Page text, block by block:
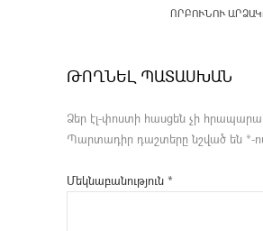
ՈՐԲՈՒՆՈՒ
ԹՈՂՆԵԼ ՊԱՏԱՍԽԱՆ
Ձեր էլ-փոստի հասցեն չի
Պարտադիր դաշտերը նշված են *-
Մեկնաբանություն *